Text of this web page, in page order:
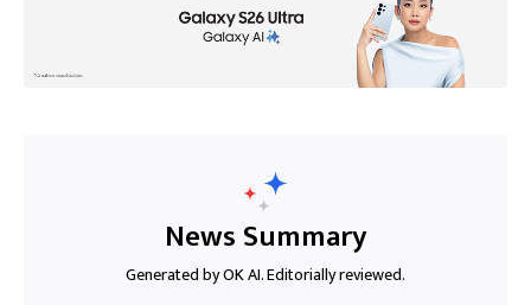
News Summary
Generated by OK AI. Editorially reviewed.